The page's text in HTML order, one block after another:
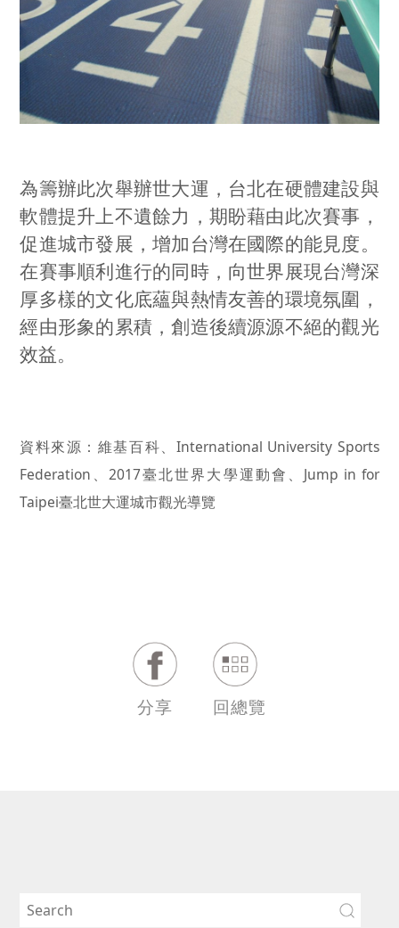
為籌辦此次舉辦世大運，台北在硬體建設與
軟體提升上不遺餘力，期盼藉由此次賽事，
促進城市發展，增加台灣在國際的能見度。
在賽事順利進行的同時，向世界展現台灣深
厚多樣的文化底蘊與熱情友善的環境氛圍，
經由形象的累積，創造後續源源不絕的觀光
效益。
資料來源：維基百科、 International University Sports
Federation 、2017臺北世界大學運動會、 Jump in for
Taipei臺北世大運城市觀光導覽
分享 回總覽